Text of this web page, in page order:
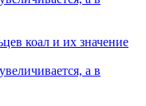
коал и их значение